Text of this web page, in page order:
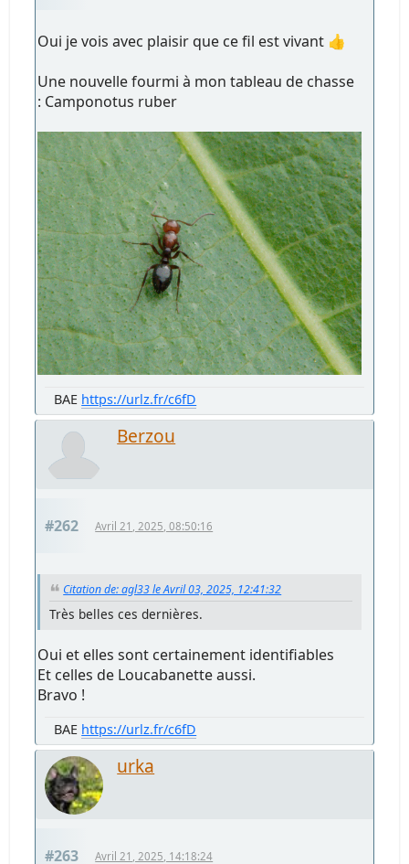
Oui je vois avec plaisir que ce fil est vivant 👍
Une nouvelle fourmi à mon tableau de chasse
: Camponotus ruber
BAE https://urlz.fr/c6fD
Berzou
#262 Avril 21, 2025, 08:50:16
Citation de: agl33 le Avril 03, 2025, 12:41:32
Très belles ces dernières.
Oui et elles sont certainement identifiables
Et celles de Loucabanette aussi.
Bravo !
BAE https://urlz.fr/c6fD
urka
#263 Avril 21, 2025, 14:18:24